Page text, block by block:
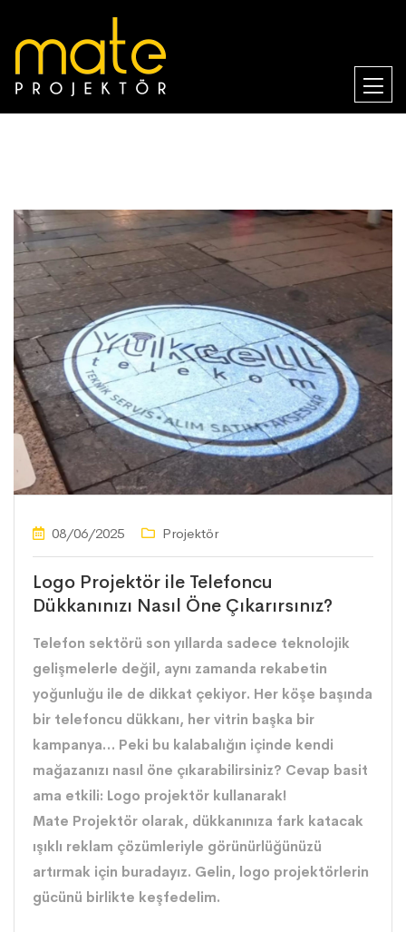
08/06/2025 Projektör
Logo Projektör ile Telefoncu
Dükkanınızı Nasıl Öne Çıkarırsınız?
Telefon sektörü son yıllarda sadece teknolojik
gelişmelerle değil, aynı zamanda rekabetin
yoğunluğu ile de dikkat çekiyor. Her köşe başında
bir telefoncu dükkanı, her vitrin başka bir
kampanya… Peki bu kalabalığın içinde kendi
mağazanızı nasıl öne çıkarabilirsiniz? Cevap basit
ama etkili: Logo projektör kullanarak!
Mate Projektör olarak, dükkanınıza fark katacak
ışıklı reklam çözümleriyle görünürlüğünüzü
artırmak için buradayız. Gelin, logo projektörlerin
gücünü birlikte keşfedelim.